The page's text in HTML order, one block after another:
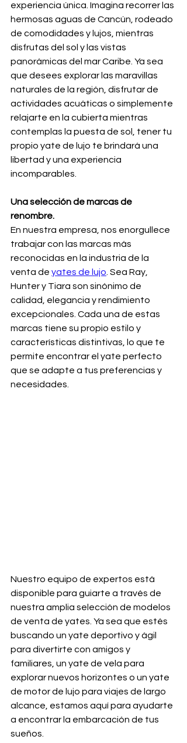
experiencia única. Imagina recorrer las
hermosas aguas de Cancún, rodeado
de comodidades y lujos, mientras
disfrutas del sol y las vistas
panorámicas del mar Caribe. Ya sea
que desees explorar las maravillas
naturales de la región, disfrutar de
actividades acuáticas o simplemente
relajarte en la cubierta mientras
contemplas la puesta de sol, tener tu
propio yate de lujo te brindará una
libertad y una experiencia
incomparables.
Una selección de marcas de
renombre.
En nuestra empresa, nos enorgullece
trabajar con las marcas más
reconocidas en la industria de la
venta de yates de lujo . Sea Ray,
Hunter y Tiara son sinónimo de
calidad, elegancia y rendimiento
excepcionales. Cada una de estas
marcas tiene su propio estilo y
características distintivas, lo que te
permite encontrar el yate perfecto
que se adapte a tus preferencias y
necesidades.
Nuestro equipo de expertos está
disponible para guiarte a través de
nuestra amplia selección de modelos
de venta de yates. Ya sea que estés
buscando un yate deportivo y ágil
para divertirte con amigos y
familiares, un yate de vela para
explorar nuevos horizontes o un yate
de motor de lujo para viajes de largo
alcance, estamos aquí para ayudarte
a encontrar la embarcación de tus
sueños.